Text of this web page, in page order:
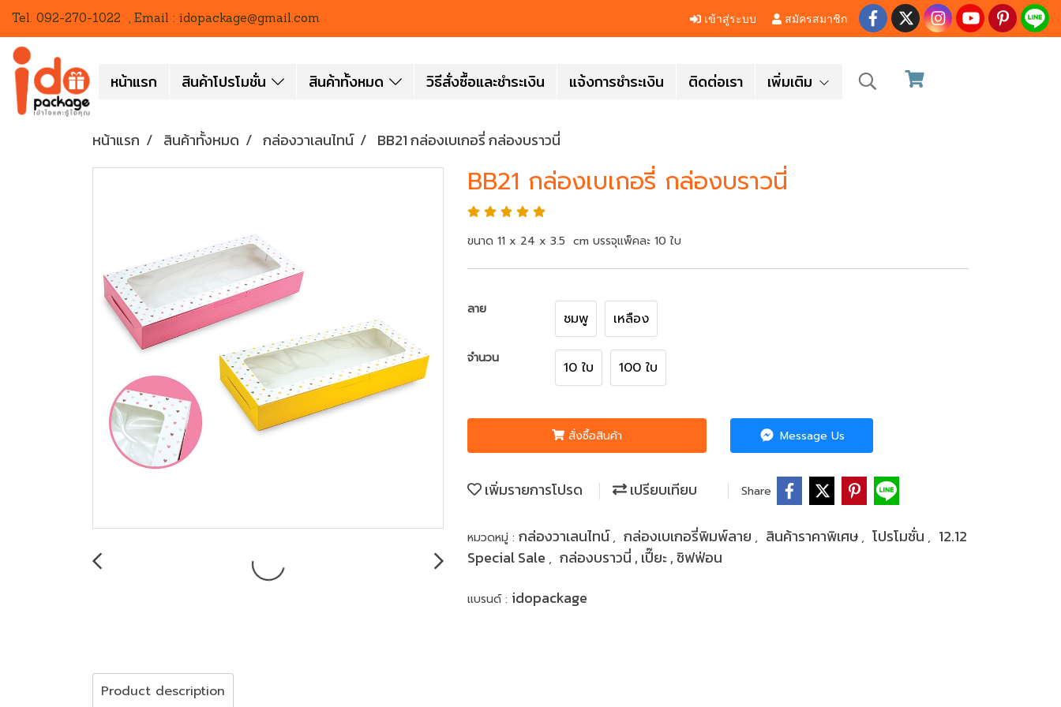
Tel. 092-270-1022 , Email : idopackage@gmail.com เข้าสู่ระบบ สมัครสมาชิก
หน้าแรก สินค้าโปรโมชั่น สินค้าทั้งหมด วิธีสั่งซื้อและชำระเงิน แจ้งการชำระเงิน ติดต่อเรา เพิ่มเติม
หน้าแรก สินค้าทั้งหมด กล่องวาเลนไทน์ BB21 กล่องเบเกอรี่ กล่องบราวนี่
BB21 กล่องเบเกอรี่ กล่องบราวนี่
ขนาด 11 x 24 x 3.5 cm บรรจุแพ็คละ 10 ใบ
ลาย
ชมพู เหลือง
จำนวน
10 ใบ 100 ใบ
สั่งซื้อสินค้า Message Us
เพิ่มรายการโปรด เปรียบเทียบ Share
หมวดหมู่ : กล่องวาเลนไทน์, กล่องเบเกอรี่พิมพ์ลาย , สินค้าราคาพิเศษ , โปรโมชั่น , 12.12
Special Sale , กล่องบราวนี่ , เปี๊ยะ , ชิฟฟ่อน
แบรนด์ : idopackage
Product description